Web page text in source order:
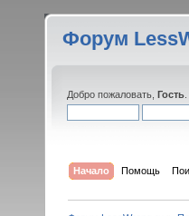
Форум
Добро пожаловать, Гость
Начало Помощь